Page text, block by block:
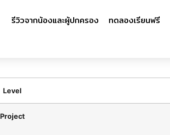
รีวิวจากน้องและผู้ปกครอง ทดลองเรียนฟรี
Level
Project